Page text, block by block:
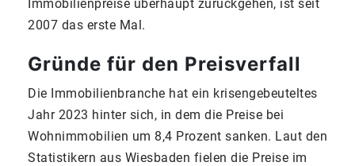
Immobilienpreise überhaupt zurückgehen, ist seit
2007 das erste Mal.
Gründe für den Preisverfall
Die Immobilienbranche hat ein krisengebeuteltes
Jahr 2023 hinter sich, in dem die Preise bei
Wohnimmobilien um 8,4 Prozent sanken. Laut den
Statistikern aus Wiesbaden fielen die Preise im